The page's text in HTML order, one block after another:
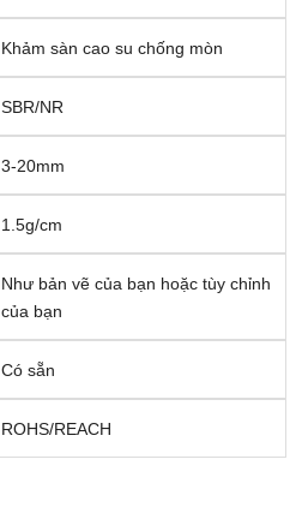
Khảm sàn cao su chống mòn
SBR/NR
3-20mm
1.5g/cm
Như bản vẽ của bạn hoặc tùy chỉnh
của bạn
Có sẵn
ROHS/REACH